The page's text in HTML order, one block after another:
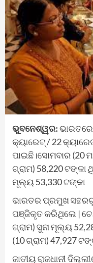
ଭୁବନେଶ୍ୱର:
କ୍ୟାରେଟ୍ / 22
ପାଇଛି।ସୋମବାର (20
ଗ୍ରାମ) 58,220 ଟଙ୍କା
ମୂଲ୍ୟ 53,330 ଟଙ୍କା
ଭାରତର ପ୍ରମୁଖ
ପଞ୍ଜିକୃତ କରିଥିଲେ |
ଗ୍ରାମ) ସୁନା ମୂଲ୍ୟ
(10 ଗ୍ରାମ) 47,927
ଜାତୀୟ ରାଜଧାନୀ